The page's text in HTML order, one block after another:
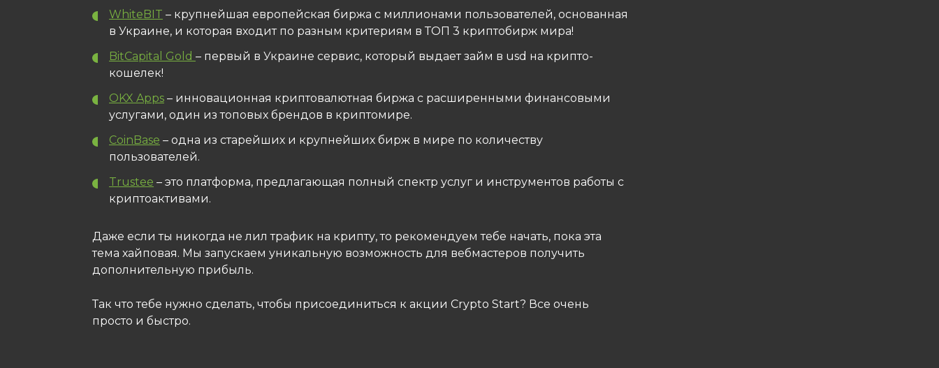
WhiteBIT – крупнейшая европейская биржа с миллионами пользователей, основанная
в Украине, и которая входит по разным критериям в ТОП 3 криптобирж мира!
BitCapital Gold – первый в Украине сервис, который выдает займ в usd на крипто-
кошелек!
OKX Apps – инновационная криптовалютная биржа с расширенными финансовыми
услугами, один из топовых брендов в криптомире.
CoinBase – одна из старейших и крупнейших бирж в мире по количеству
пользователей.
Trustee – это платформа, предлагающая полный спектр услуг и инструментов работы с
криптоактивами.
Даже если ты никогда не лил трафик на крипту, то рекомендуем тебе начать, пока эта
тема хайповая. Мы запускаем уникальную возможность для вебмастеров получить
дополнительную прибыль.
Так что тебе нужно сделать, чтобы присоединиться к акции Crypto Start? Все очень
просто и быстро.